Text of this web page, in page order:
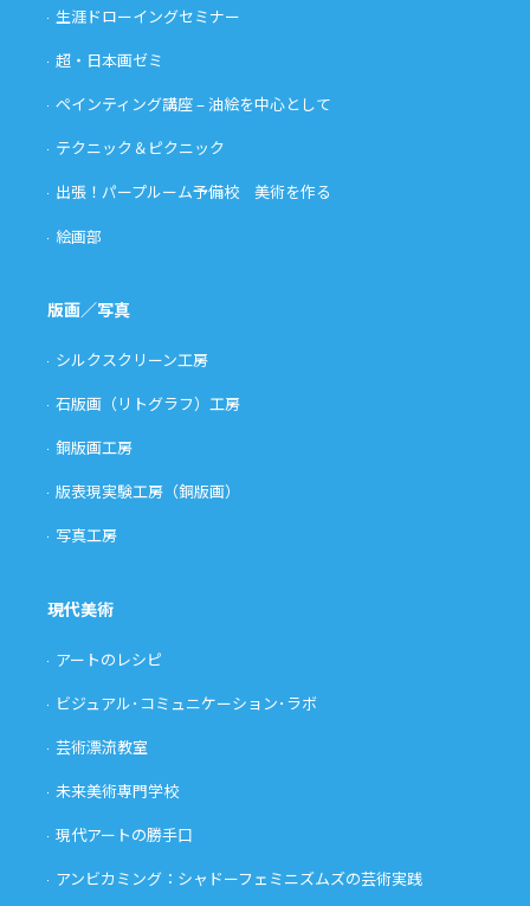
生涯ドローイングセミナー
超・日本画ゼミ
ペインティング講座 – 油絵を中心として
テクニック＆ピクニック
出張！パープルーム予備校 美術を作る
絵画部
版画／写真
シルクスクリーン工房
石版画（リトグラフ）工房
銅版画工房
版表現実験工房（銅版画）
写真工房
現代美術
アートのレシピ
ビジュアル･コミュニケーション･ラボ
芸術漂流教室
未来美術専門学校
現代アートの勝手口
アンビカミング：シャドーフェミニズムズの芸術実践